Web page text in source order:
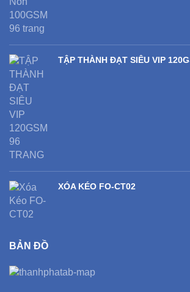
TẬP THÀNH ĐẠT SIÊU VIP
XÓA KÉO FO-CT02
BẢN ĐỒ